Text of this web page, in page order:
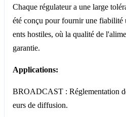
Chaque régulateur a une large
été conçu pour fournir une fiabilité
ents hostiles, où la qualité de
garantie.
Applications:
BROADCAST : Réglementation
eurs de diffusion.